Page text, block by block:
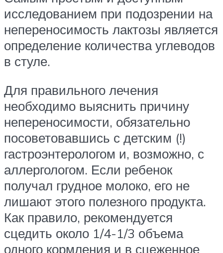
исследованием при подозрении на
непереносимость лактозы является
определение количества углеводов
в стуле.
Для правильного лечения
необходимо выяснить причину
непереносимости, обязательно
посоветовавшись с детским (!)
гастроэнтерологом и, возможно, с
аллергологом. Если ребенок
получал грудное молоко, его не
лишают этого полезного продукта.
Как правило, рекомендуется
сцедить около 1/4-1/3 объема
одного кормления и в сцеженное